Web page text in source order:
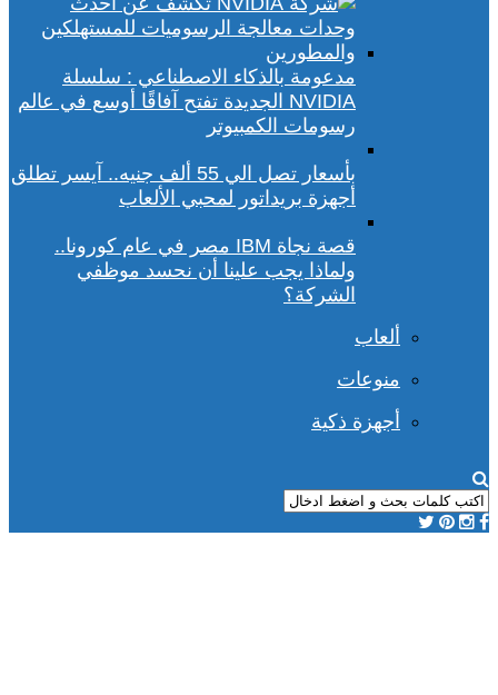
مدعومة بالذكاء الاصطناعي : سلسلة
NVIDIA الجديدة تفتح آفاقًا أوسع في عالم
رسومات الكمبيوتر
بأسعار تصل الي 55 ألف جنيه.. آيسر تطلق
أجهزة بريداتور لمحبي الألعاب
قصة نجاة IBM مصر في عام كورونا..
ولماذا يجب علينا أن نحسد موظفي
الشركة؟
ألعاب
منوعات
أجهزة ذكية